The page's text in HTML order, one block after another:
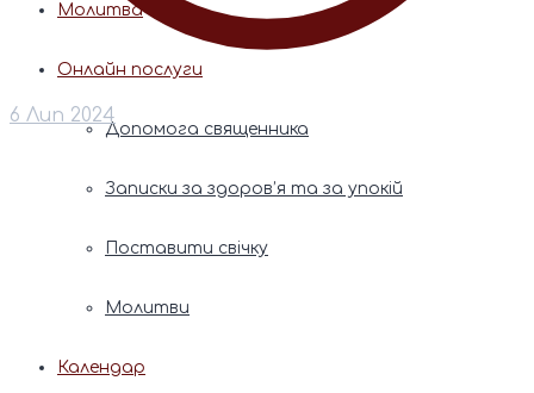
Молитва
Онлайн послуги
Допомога священника
Записки за здоров’я та за упокій
Поставити свічку
Молитви
Календар
6 Лип 2024